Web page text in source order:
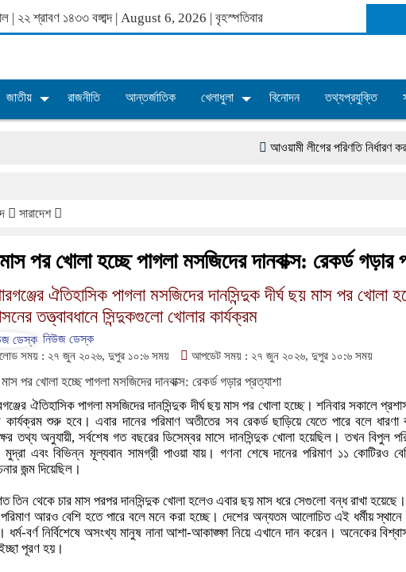
| ২২ শ্রাবণ ১৪৩৩ বঙ্গাব্দ | August 6, 2026 |বৃহস্পতিবার
জাতীয় রাজনীতি আন্তর্জাতিক খেলাধুলা বিনোদন তথ্যপ্রযুক্তি
আওয়ামী লীগের পরিণতি নির্ধারণ করবে
সারাদেশ
পর খোলা হচ্ছে পাগলা মসজিদের দানবাক্স: রেকর্ড গড়ার
ঐতিহাসিক পাগলা মসজিদের দানসিন্দুক দীর্ঘ ছয় মাস পর খোলা
তত্ত্বাবধানে সিন্দুকগুলো খোলার কার্যক্রম
নিউজ ডেস্ক
সময় : ২৭ জুন ২০২৬, দুপুর ১০:৬ সময় আপডেট সময় : ২৭ জুন ২০২৬, দুপুর ১০:৬ সময়
ঐতিহাসিক পাগলা মসজিদের দানসিন্দুক দীর্ঘ ছয় মাস পর খোলা হচ্ছে। শনিবার সকালে
কার্যক্রম শুরু হবে। এবার দানের পরিমাণ অতীতের সব রেকর্ড ছাড়িয়ে যেতে পারে বলে
তথ্য অনুযায়ী, সর্বশেষ গত বছরের ডিসেম্বর মাসে দানসিন্দুক খোলা হয়েছিল। তখন বিপুল
মুদ্রা এবং বিভিন্ন মূল্যবান সামগ্রী পাওয়া যায়। গণনা শেষে দানের পরিমাণ ১১ কোটিরও
জন্ম দিয়েছিল।
তিন থেকে চার মাস পরপর দানসিন্দুক খোলা হলেও এবার ছয় মাস ধরে সেগুলো বন্ধ রাখা
পরিমাণ আরও বেশি হতে পারে বলে মনে করা হচ্ছে। দেশের অন্যতম আলোচিত এই ধর্মীয় স্থানে
ধর্ম-বর্ণ নির্বিশেষে অসংখ্য মানুষ নানা আশা-আকাঙ্ক্ষা নিয়ে এখানে দান করেন। অনেকের
পূরণ হয়।